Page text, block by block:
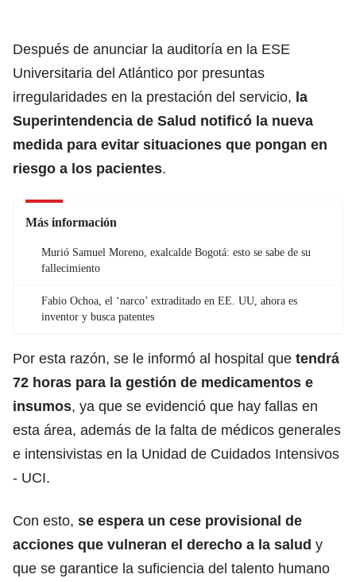
Después de anunciar la auditoría en la ESE
Universitaria del Atlántico por presuntas
irregularidades en la prestación del servicio, la
Superintendencia de Salud notificó la nueva
medida para evitar situaciones que pongan en
riesgo a los pacientes.
Más información
Murió Samuel Moreno, exalcalde Bogotá: esto se sabe de su
fallecimiento
Fabio Ochoa, el ‘narco’ extraditado en EE. UU, ahora es
inventor y busca patentes
Por esta razón, se le informó al hospital que tendrá
72 horas para la gestión de medicamentos e
insumos, ya que se evidenció que hay fallas en
esta área, además de la falta de médicos generales
e intensivistas en la Unidad de Cuidados Intensivos
- UCI.
Con esto, se espera un cese provisional de
acciones que vulneran el derecho a la salud y
que se garantice la suficiencia del talento humano